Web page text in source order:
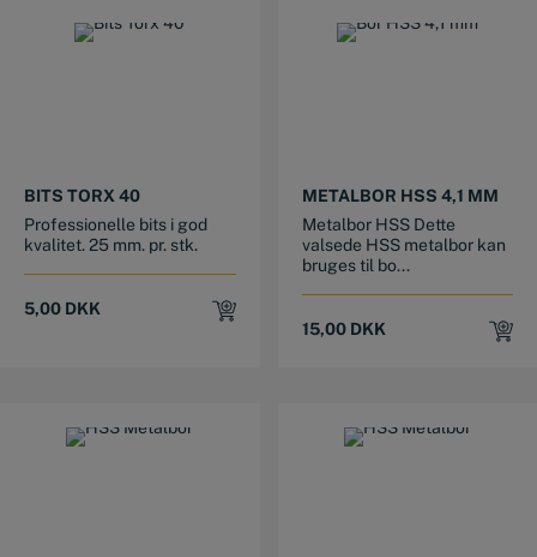
BITS TORX 40
Professionelle bits i god
kvalitet. 25 mm. pr. stk.
5,00 DKK
METALBOR HSS 4,1 MM
Metalbor HSS Dette
valsede HSS metalbor kan
bruges til bo...
15,00 DKK